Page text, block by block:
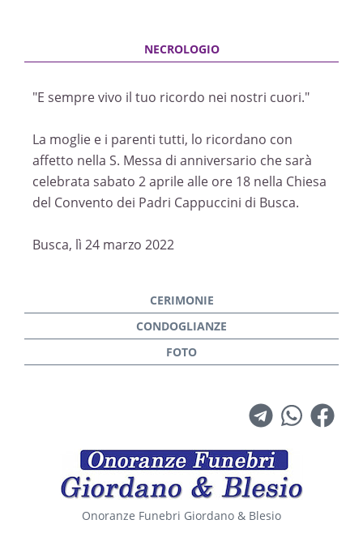
"E sempre vivo il tuo ricordo nei nostri cuori."
La moglie e i parenti tutti, lo ricordano con
affetto nella S. Messa di anniversario che sarà
celebrata sabato 2 aprile alle ore 18 nella Chiesa
del Convento dei Padri Cappuccini di Busca.
Busca, lì 24 marzo 2022
Onoranze Funebri Giordano & Blesio